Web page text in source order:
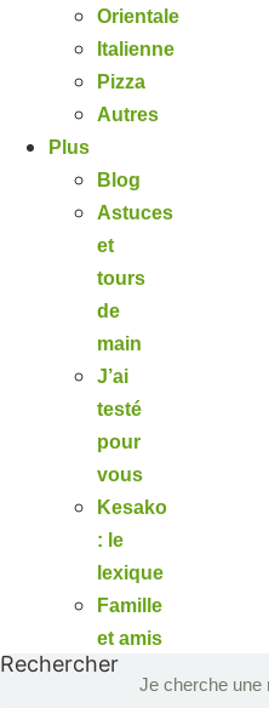
Orientale
Italienne
Pizza
Autres
Plus
Blog
Astuces
et
tours
de
main
J’ai
testé
pour
vous
Kesako
: le
lexique
Famille
et amis
Rechercher